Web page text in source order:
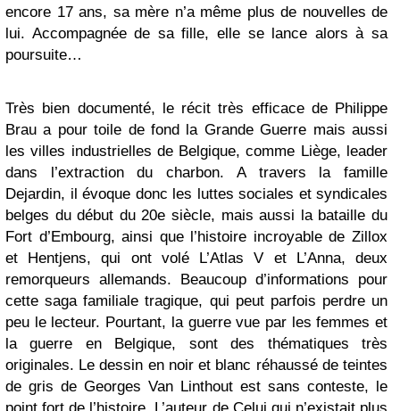
encore 17 ans, sa mère n’a même plus de nouvelles de
lui. Accompagnée de sa fille, elle se lance alors à sa
poursuite…
Très bien documenté, le récit très efficace de Philippe
Brau a pour toile de fond la Grande Guerre mais aussi
les villes industrielles de Belgique, comme Liège, leader
dans l’extraction du charbon. A travers la famille
Dejardin, il évoque donc les luttes sociales et syndicales
belges du début du 20e siècle, mais aussi la bataille du
Fort d’Embourg, ainsi que l’histoire incroyable de Zillox
et Hentjens, qui ont volé L’Atlas V et L’Anna, deux
remorqueurs allemands. Beaucoup d’informations pour
cette saga familiale tragique, qui peut parfois perdre un
peu le lecteur. Pourtant, la guerre vue par les femmes et
la guerre en Belgique, sont des thématiques très
originales. Le dessin en noir et blanc réhaussé de teintes
de gris de Georges Van Linthout est sans conteste, le